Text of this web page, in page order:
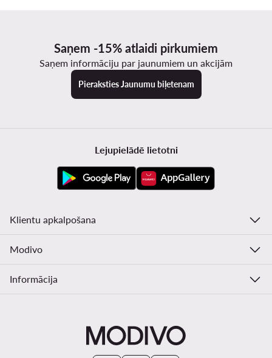
Saņem -15% atlaidi pirkumiem
Saņem informāciju par jaunumiem un akcijām
Pieraksties Jaunumu biļetenam
Lejupielādē lietotni
Klientu apkalpošana
Modivo
Informācija